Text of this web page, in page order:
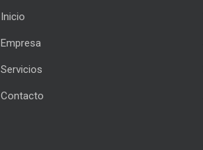
Inicio
Empresa
Servicios
Contacto